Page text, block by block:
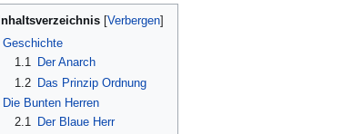
Inhaltsverzeichnis
Geschichte
1.1
Der Anarch
1.2 Das Prinzip Ordnung
Die Bunten Herren
2.1
Der Blaue Herr